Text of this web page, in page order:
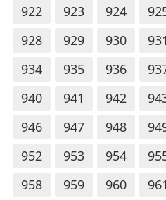
922
923 924
928
929 930 931
934
935 936
940
941 942
946
947 948
952
953 954
958
959 960 961